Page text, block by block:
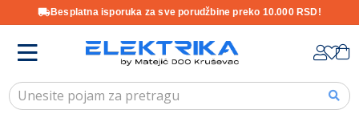
Besplatna isporuka za sve porudžbine preko 10.000 RSD!
Content